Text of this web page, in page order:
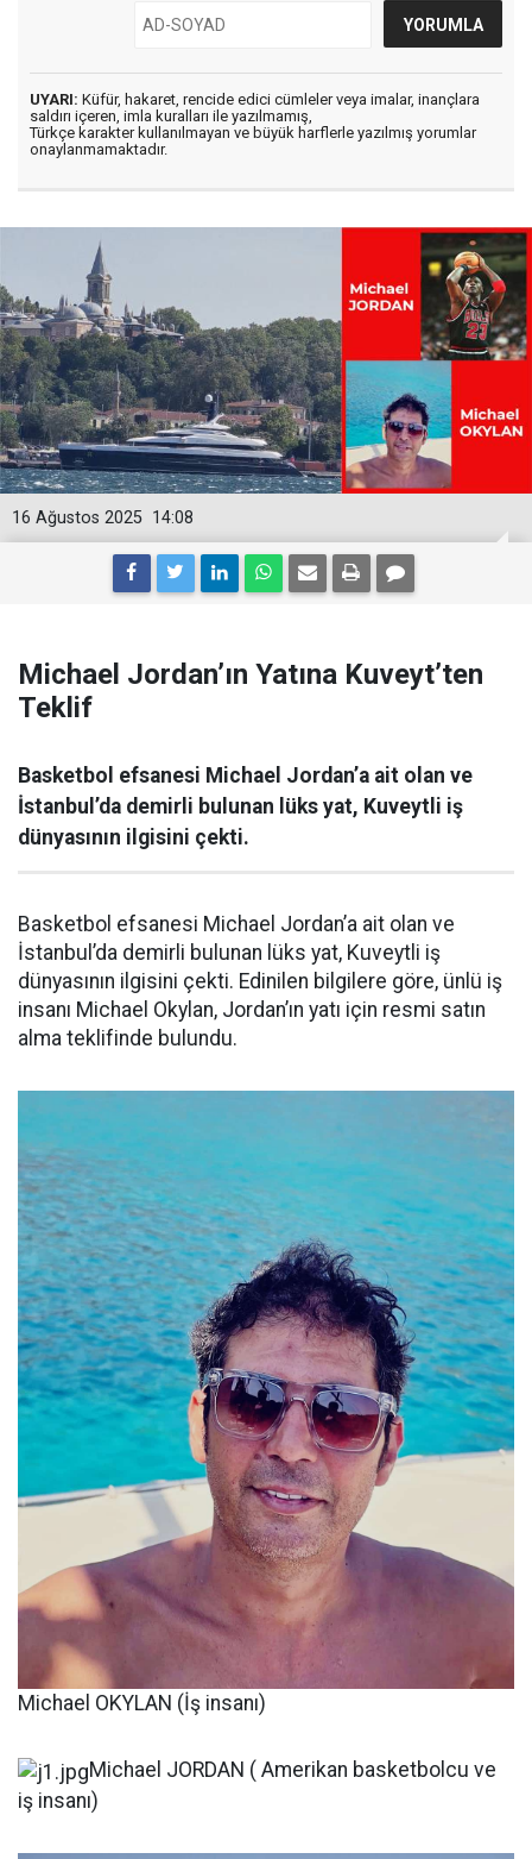
UYARI: Küfür, hakaret, rencide edici cümleler veya imalar, inançlara
saldırı içeren, imla kuralları ile yazılmamış,
Türkçe karakter kullanılmayan ve büyük harflerle yazılmış yorumlar
onaylanmamaktadır.
14:08
16 Ağustos 2025
Michael Jordan’ın Yatına Kuveyt’ten
Teklif
Basketbol efsanesi Michael Jordan’a ait olan ve
İstanbul’da demirli bulunan lüks yat, Kuveytli iş
dünyasının ilgisini çekti.
Basketbol efsanesi Michael Jordan’a ait olan ve
İstanbul’da demirli bulunan lüks yat, Kuveytli iş
dünyasının ilgisini çekti. Edinilen bilgilere göre, ünlü iş
insanı Michael Okylan, Jordan’ın yatı için resmi satın
alma teklifinde bulundu.
Michael OKYLAN (İş insanı)
Michael JORDAN ( Amerikan basketbolcu ve
iş insanı)